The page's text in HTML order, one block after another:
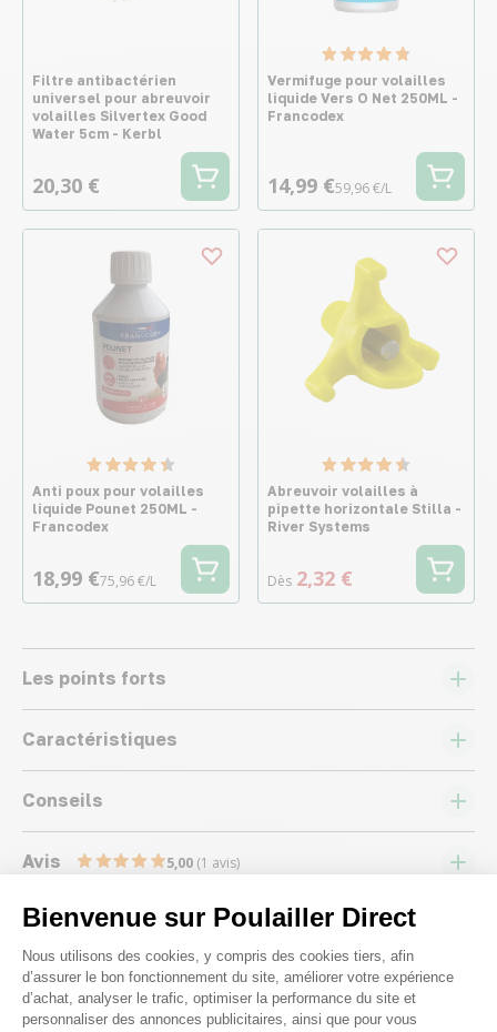
Bienvenue sur Poulailler Direct
Plateforme de Gestion du
Nous utilisons des cookies, y compris des cookies tiers, afin
d’assurer le bon fonctionnement du site, améliorer votre expérience
d’achat, analyser le trafic, optimiser la performance du site et
personnaliser des annonces publicitaires, ainsi que pour vous
Filtre antibactérien
universel pour abreuvoir
volailles Silvertex Good
Water 5cm - Kerbl
20,30 €
Vermifuge pour volailles
liquide Vers O Net 250ML -
Francodex
14,99 €59,96 €/L
Anti poux pour volailles
liquide Pounet 250ML -
Francodex
18,99 €75,96 €/L
Abreuvoir volailles à
pipette horizontale Stilla -
River Systems
Dès 2,32 €
Les points forts
Caractéristiques
Conseils
Avis 5,00 (1 avis)